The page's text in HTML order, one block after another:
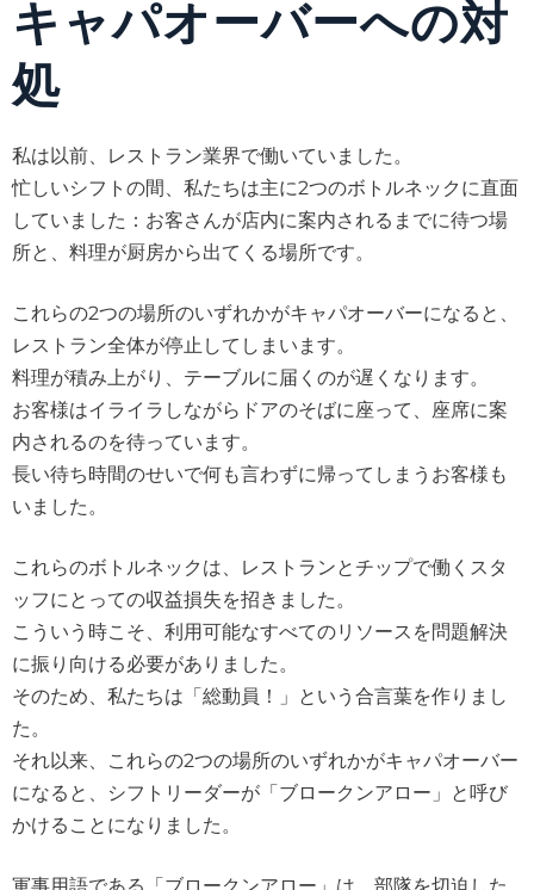
キャパオーバーへの対
処
私は以前、レストラン業界で働いていました。
忙しいシフトの間、私たちは主に2つのボトルネックに直面
していました：お客さんが店内に案内されるまでに待つ場
所と、料理が厨房から出てくる場所です。
これらの2つの場所のいずれかがキャパオーバーになると、
レストラン全体が停止してしまいます。
料理が積み上がり、テーブルに届くのが遅くなります。
お客様はイライラしながらドアのそばに座って、座席に案
内されるのを待っています。
長い待ち時間のせいで何も言わずに帰ってしまうお客様も
いました。
これらのボトルネックは、レストランとチップで働くスタ
ッフにとっての収益損失を招きました。
こういう時こそ、利用可能なすべてのリソースを問題解決
に振り向ける必要がありました。
そのため、私たちは「総動員！」という合言葉を作りまし
た。
それ以来、これらの2つの場所のいずれかがキャパオーバー
になると、シフトリーダーが「ブロークンアロー」と呼び
かけることになりました。